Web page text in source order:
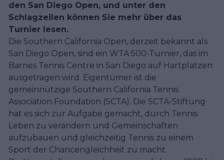
den San Diego Open, und unter den
Schlagzeilen können Sie mehr über das
Turnier lesen.
Die Southern California Open, derzeit bekannt als
San Diego Open, sind ein WTA 500-Turnier, das im
Barnes Tennis Centre in San Diego auf Hartplätzen
ausgetragen wird. Eigentümer ist die
gemeinnützige Southern California Tennis
Association Foundation (SCTA). Die SCTA-Stiftung
hat es sich zur Aufgabe gemacht, durch Tennis
Leben zu verändern und Gemeinschaften
aufzubauen und gleichzeitig Tennis zu einem
Sport der Chancengleichheit zu macht.